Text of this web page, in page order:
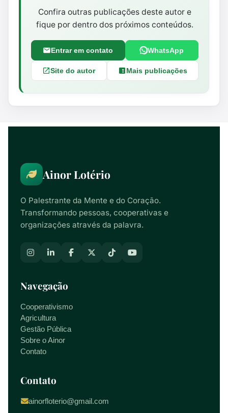
Confira outras publicações deste autor e
fique por dentro dos próximos conteúdos.
Entrar em contato WhatsApp
Site do autor Mais publicações
Ainor Lotério
O Palestrante da Mente e do Coração.
Transformando pessoas, cooperativas e
organizações através da palavra.
Navegação
Cooperativismo
Agricultura
Gestão Pública
Sobre o Ainor
Contato
Contato
ainorfloterio@gmail.com